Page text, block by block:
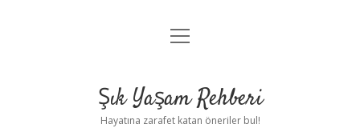
Anasayfa
Yasal Uyarı
menüyü
Şık Yaşam Rehberi
Hayatına zarafet katan öneriler bul!